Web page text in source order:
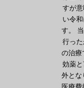
すが
い令
す。
行っ
の治療
効薬
外とな